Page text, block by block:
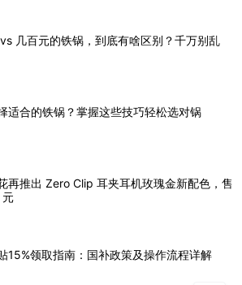
几百元的铁锅，到底有啥区别？千万别乱
适合的铁锅？掌握这些技巧轻松选对锅
再推出 Zero Clip 耳夹耳机玫瑰金新配色，售
15%领取指南：国补政策及操作流程详解